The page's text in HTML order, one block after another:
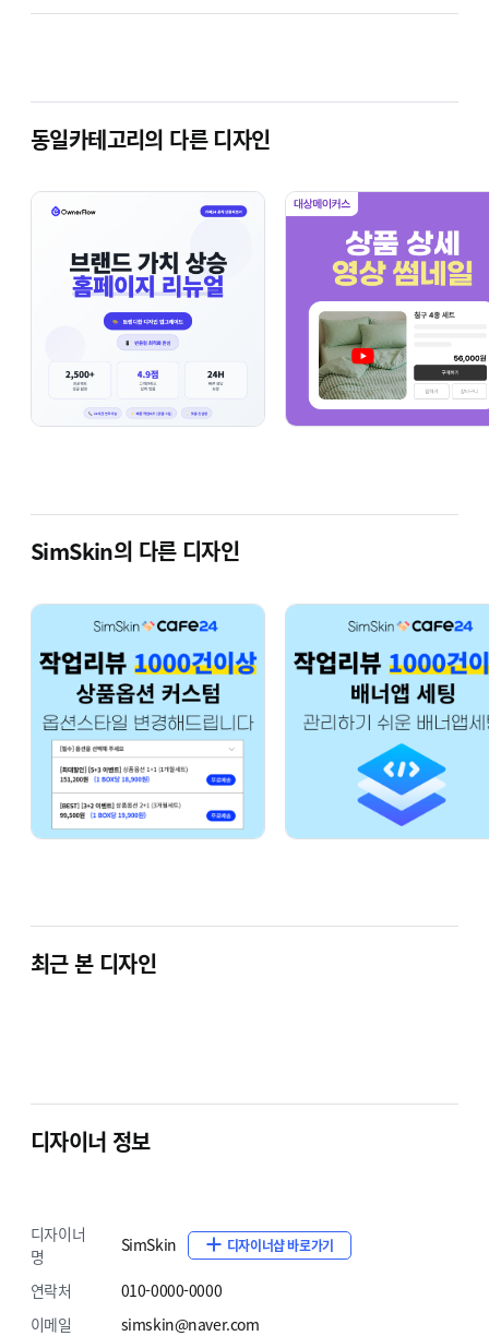
범위안내 있습니다.비용 상담후 결제 안내 드립니다
동일카테고리의 다른 디자인
SimSkin의 다른 디자인
최근 본 디자인
디자이너 정보
디자이너
명
SimSkin 디자이너샵 바로가기
연락처
010-0000-0000
이메일
simskin@naver.com